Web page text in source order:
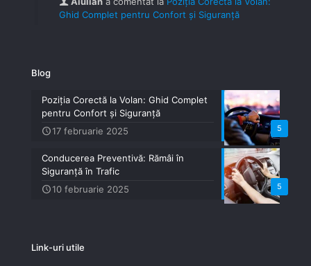
Ghid Complet pentru Confort și Siguranță
Blog
5
Poziția Corectă la Volan: Ghid Complet
pentru Confort și Siguranță
17 februarie 2025
5
Conducerea Preventivă: Rămâi în
Siguranță în Trafic
10 februarie 2025
Link-uri utile